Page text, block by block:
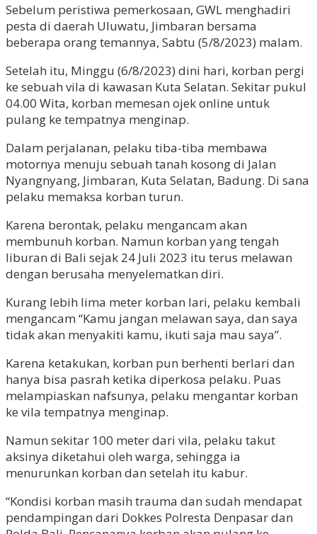
Sebelum peristiwa pemerkosaan, GWL menghadiri
pesta di daerah Uluwatu, Jimbaran bersama
beberapa orang temannya, Sabtu (5/8/2023) malam.
Setelah itu, Minggu (6/8/2023) dini hari, korban pergi
ke sebuah vila di kawasan Kuta Selatan. Sekitar pukul
04.00 Wita, korban memesan ojek online untuk
pulang ke tempatnya menginap.
Dalam perjalanan, pelaku tiba-tiba membawa
motornya menuju sebuah tanah kosong di Jalan
Nyangnyang, Jimbaran, Kuta Selatan, Badung. Di sana
pelaku memaksa korban turun.
Karena berontak, pelaku mengancam akan
membunuh korban. Namun korban yang tengah
liburan di Bali sejak 24 Juli 2023 itu terus melawan
dengan berusaha menyelematkan diri.
Kurang lebih lima meter korban lari, pelaku kembali
mengancam “Kamu jangan melawan saya, dan saya
tidak akan menyakiti kamu, ikuti saja mau saya”.
Karena ketakukan, korban pun berhenti berlari dan
hanya bisa pasrah ketika diperkosa pelaku. Puas
melampiaskan nafsunya, pelaku mengantar korban
ke vila tempatnya menginap.
Namun sekitar 100 meter dari vila, pelaku takut
aksinya diketahui oleh warga, sehingga ia
menurunkan korban dan setelah itu kabur.
“Kondisi korban masih trauma dan sudah mendapat
pendampingan dari Dokkes Polresta Denpasar dan